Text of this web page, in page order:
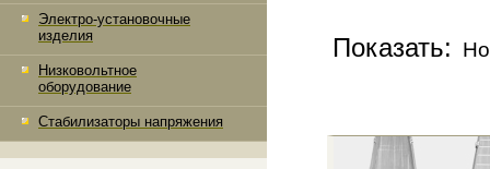
Электро-установочные
изделия
Низковольтное
оборудование
Стабилизаторы напряжения
Показать: